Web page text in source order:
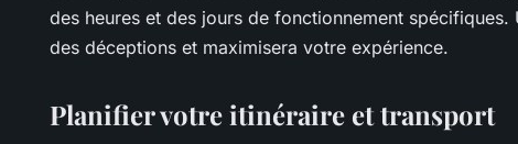
des heures et des jours de fonctionnement
des déceptions et maximisera votre expérience.
Planifier votre itinéraire et transport